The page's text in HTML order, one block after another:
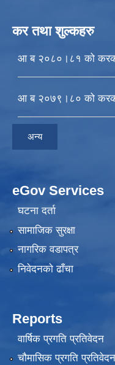
कर तथा शुल्कहरु
आ ब २०८०।८१ को
आ ब २०७९।८० को
अन्य
eGov Services
घटना दर्ता
सामाजिक सुरक्षा
नागरिक वडापत्र
निवेदनकाे ढाँचा
Reports
वार्षिक प्रगति प्रतिवेदन
चौमासिक प्रगति प्रतिवेदन